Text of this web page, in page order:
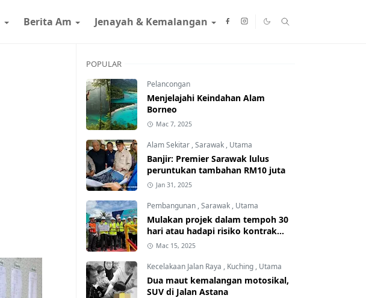
Berita Am Jenayah & Kemalangan
POPULAR
Pelancongan
Menjelajahi Keindahan Alam
Borneo
Mac 7, 2025
Alam Sekitar ,Sarawak , Utama
Banjir: Premier Sarawak lulus
peruntukan tambahan RM10 juta
Jan 31, 2025
Pembangunan ,Sarawak , Utama
Mulakan projek dalam tempoh 30
hari atau hadapi risiko kontrak
ditamatkan
Mac 15, 2025
Kecelakaan Jalan Raya , Kuching , Utama
Dua maut kemalangan motosikal,
SUV di Jalan Astana